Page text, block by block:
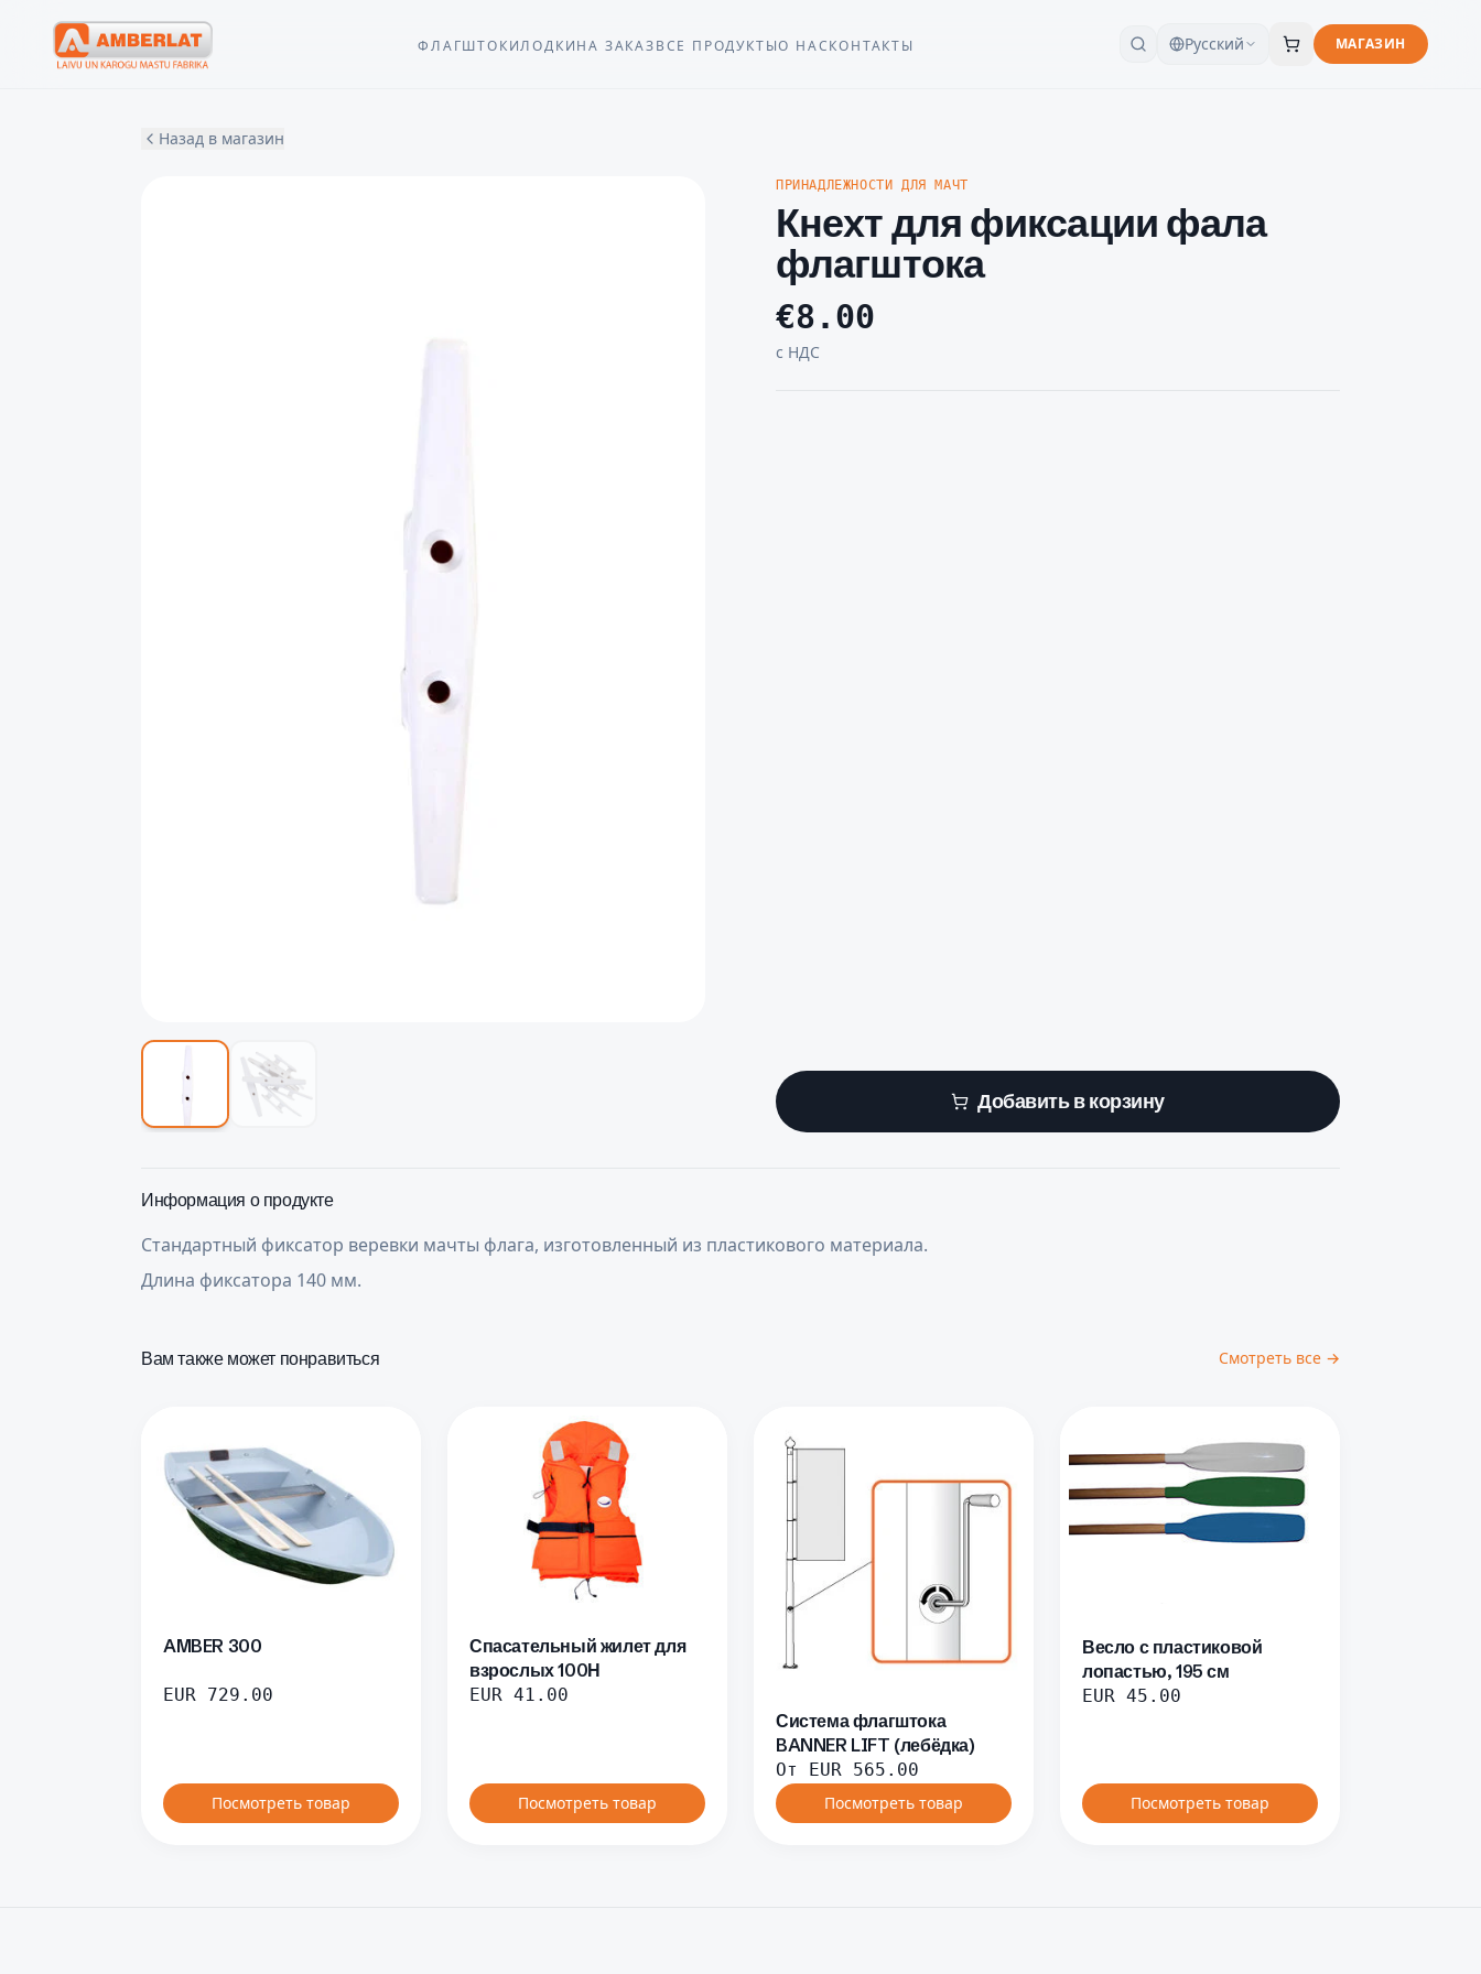
ФЛАГШТОКИЛОДКИНА ЗАКАЗВСЕ ПРОДУКТЫО НАСКОНТАКТЫ Русский МАГАЗИН
Назад в магазин
ПРИНАДЛЕЖНОСТИ ДЛЯ МАЧТ
Кнехт для фиксации фала
флагштока
€8.00
с НДС
Добавить в корзину
Информация о продукте
Стандартный фиксатор веревки мачты флага, изготовленный из пластикового материала.
Длина фиксатора 140 мм.
Вам также может понравиться Смотреть все →
AMBER 300
EUR 729.00
Посмотреть товар
Спасательный жилет для
взрослых 100Н
EUR 41.00
Посмотреть товар
Система флагштока
BANNER LIFT (лебёдка)
От EUR 565.00
Посмотреть товар
Весло с пластиковой
лопастью, 195 см
EUR 45.00
Посмотреть товар